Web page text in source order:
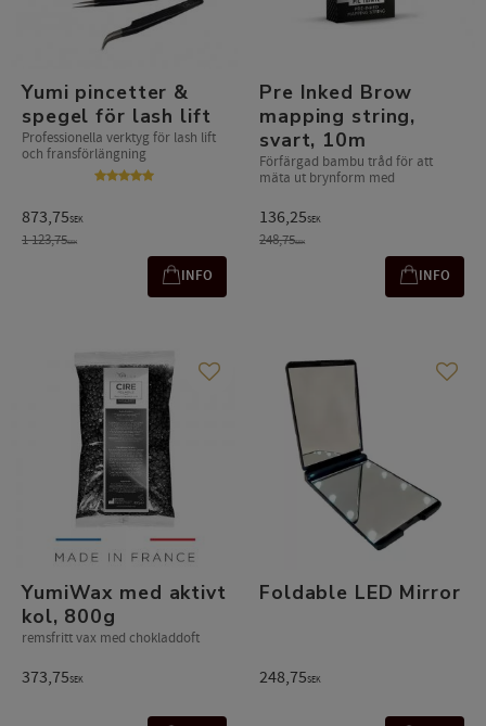
Yumi pincetter &
spegel för lash lift
Professionella verktyg för lash lift
och fransförlängning
873,75SEK
1 123,75SEK
INFO
Pre Inked Brow
mapping string,
svart, 10m
Förfärgad bambu tråd för att
mäta ut brynform med
136,25SEK
248,75SEK
INFO
YumiWax med aktivt
kol, 800g
remsfritt vax med chokladdoft
373,75SEK
Lägg till i favoriter
Foldable LED Mirror
248,75SEK